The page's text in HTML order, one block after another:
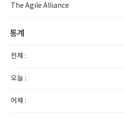
The Agile Alliance
통계
전체 :
오늘 :
어제 :